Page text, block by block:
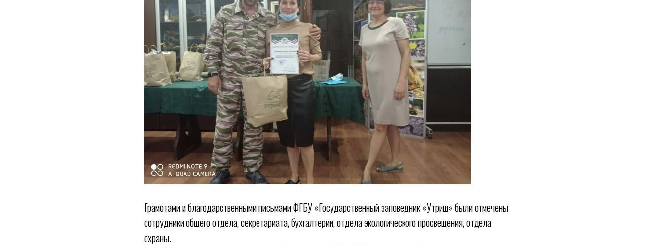
Грамотами и благодарственными письмами ФГБУ «Государственный заповедник «Утриш» были отмечены
сотрудники общего отдела, секретариата, бухгалтерии, отдела экологического просвещения, отдела
охраны.